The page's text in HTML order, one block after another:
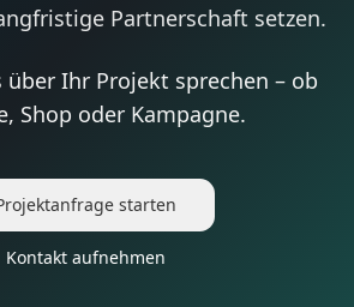
Partnerschaft setzen.
über Ihr Projekt sprechen – ob
Shop oder Kampagne.
starten
Kontakt aufnehmen